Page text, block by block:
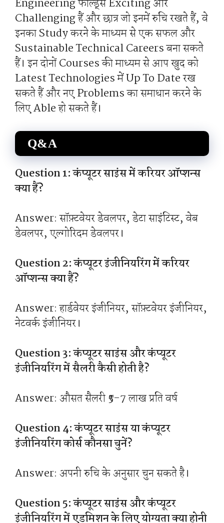
Engineering फील्ड्स Exciting और
Challenging हैं और छात्र जो इनमें रुचि रखते हैं, वे
इनका Study करने के माध्यम से एक सफल और
Sustainable Technical Careers बना सकते
हैं। इन दोनों Courses की माध्यम से आप खुद को
Latest Technologies में Up To Date रख
सकते हैं और नए Problems का समाधान करने के
लिए Able हो सकते हैं।
Q&A
Question 1: कंप्यूटर साइंस में करियर ऑप्शन्स
क्या हैं?
Answer: सॉफ़्टवेयर डेवलपर, डेटा साइंटिस्ट, वेब
डेवलपर, एल्गोरिदम डेवलपर।
Question 2: कंप्यूटर इंजीनियरिंग में करियर
ऑप्शन्स क्या हैं?
Answer: हार्डवेयर इंजीनियर, सॉफ़्टवेयर इंजीनियर,
नेटवर्क इंजीनियर।
Question 3: कंप्यूटर साइंस और कंप्यूटर
इंजीनियरिंग में सैलरी कैसी होती है?
Answer: औसत सैलरी ₹5-7 लाख प्रति वर्ष
Question 4: कंप्यूटर साइंस या कंप्यूटर
इंजीनियरिंग कोर्स कौनसा चुनें?
Answer: अपनी रुचि के अनुसार चुन सकते है।
Question 5: कंप्यूटर साइंस और कंप्यूटर
इंजीनियरिंग में एडमिशन के लिए योग्यता क्या होनी